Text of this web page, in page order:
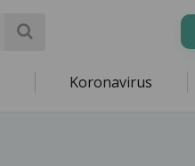
Koronavirus